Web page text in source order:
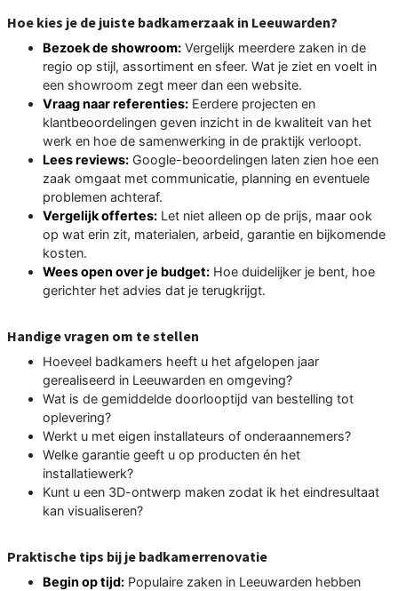
Hoe kies je de juiste badkamerzaak in Leeuwarden?
Bezoek de showroom: Vergelijk meerdere zaken in de
regio op stijl, assortiment en sfeer. Wat je ziet en voelt in
een showroom zegt meer dan een website.
Vraag naar referenties: Eerdere projecten en
klantbeoordelingen geven inzicht in de kwaliteit van het
werk en hoe de samenwerking in de praktijk verloopt.
Lees reviews: Google-beoordelingen laten zien hoe een
zaak omgaat met communicatie, planning en eventuele
problemen achteraf.
Vergelijk offertes: Let niet alleen op de prijs, maar ook
op wat erin zit, materialen, arbeid, garantie en bijkomende
kosten.
Wees open over je budget: Hoe duidelijker je bent, hoe
gerichter het advies dat je terugkrijgt.
Handige vragen om te stellen
Hoeveel badkamers heeft u het afgelopen jaar
gerealiseerd in Leeuwarden en omgeving?
Wat is de gemiddelde doorlooptijd van bestelling tot
oplevering?
Werkt u met eigen installateurs of onderaannemers?
Welke garantie geeft u op producten én het
installatiewerk?
Kunt u een 3D-ontwerp maken zodat ik het eindresultaat
kan visualiseren?
Praktische tips bij je badkamerrenovatie
Begin op tijd: Populaire zaken in Leeuwarden hebben